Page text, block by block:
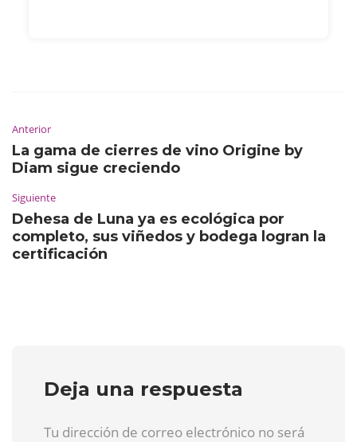
Anterior
La gama de cierres de vino Origine by
Diam sigue creciendo
Siguiente
Dehesa de Luna ya es ecológica por
completo, sus viñedos y bodega logran la
certificación
Deja una respuesta
Tu dirección de correo electrónico no será